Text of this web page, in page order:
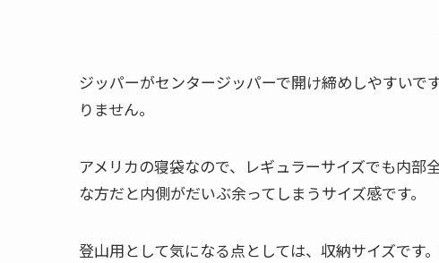
ジッパーがセンタージッパーで開け締めしやすい
りません。
アメリカの寝袋なので、レギュラーサイズでも内
な方だと内側がだいぶ余ってしまうサイズ感です。
登山用として気になる点としては、収納サイズです